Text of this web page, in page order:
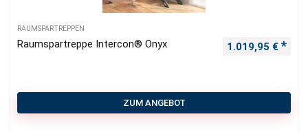
RAUMSPARTREPPEN
Raumspartreppe Intercon® Onyx 1.019,95 €
ZUM ANGEBOT